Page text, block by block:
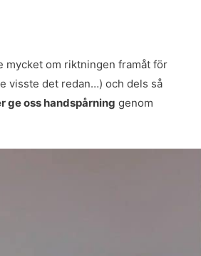
mycket om riktningen framåt för
visste det redan…) och dels så
ge oss handspårning genom